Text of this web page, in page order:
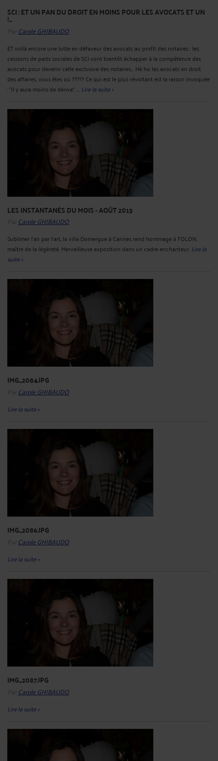
SCI : ET UN PAN DU DROIT EN MOINS POUR LES AVOCATS ET UN
!...
Par Carole GHIBAUDO
ET voilà encore une lutte en défaveur des avocats au profit des notaires : les
cessions de parts sociales de SCI vont bientôt échapper à la compétence des
avocats pour devenir celle exclusive des notaires... Hé ho les avocats en droit
des affaires, vous êtes où ????? Ce qui est le plus révoltant est la raison invoquée
: "il y aura moins de dérive". ... Lire la suite >
LES INSTANTANÉS DU MOIS - AOÛT 2013
Par Carole GHIBAUDO
Sublimer l'air par l'art, la villa Domergue à Cannes rend hommage à FOLON,
maître de la légèreté. Merveilleuse exposition dans un cadre enchanteur. Lire la
suite >
IMG_2084.JPG
Par Carole GHIBAUDO
Lire la suite >
IMG_2086.JPG
Par Carole GHIBAUDO
Lire la suite >
IMG_2087.JPG
Par Carole GHIBAUDO
Lire la suite >